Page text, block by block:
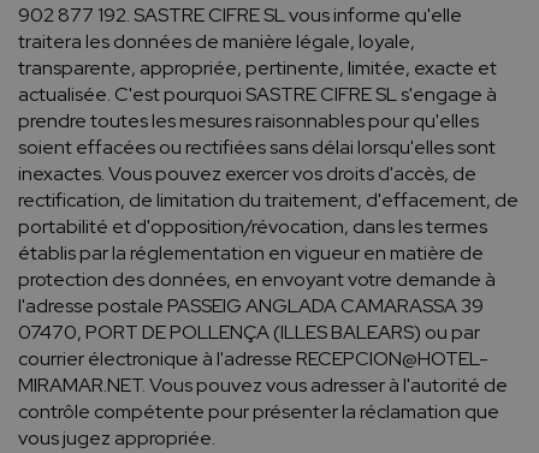
902 877 192. SASTRE CIFRE SL vous informe qu'elle
traitera les données de manière légale, loyale,
transparente, appropriée, pertinente, limitée, exacte et
actualisée. C'est pourquoi SASTRE CIFRE SL s'engage à
prendre toutes les mesures raisonnables pour qu'elles
soient effacées ou rectifiées sans délai lorsqu'elles sont
inexactes. Vous pouvez exercer vos droits d'accès, de
rectification, de limitation du traitement, d'effacement, de
portabilité et d'opposition/révocation, dans les termes
établis par la réglementation en vigueur en matière de
protection des données, en envoyant votre demande à
l'adresse postale PASSEIG ANGLADA CAMARASSA 39
07470, PORT DE POLLENÇA (ILLES BALEARS) ou par
courrier électronique à l'adresse RECEPCION@HOTEL-
MIRAMAR.NET. Vous pouvez vous adresser à l'autorité de
contrôle compétente pour présenter la réclamation que
vous jugez appropriée.